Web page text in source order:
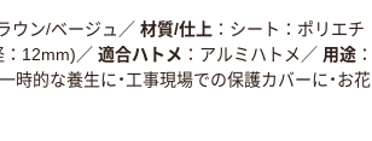
ウン/ベージュ ／ 材質/仕上
シート：ポリエチ
：12mm) ／ 適合ハトメ アルミハトメ ／ 用途
時的な養生に・工事現場での保護カバーに・お花